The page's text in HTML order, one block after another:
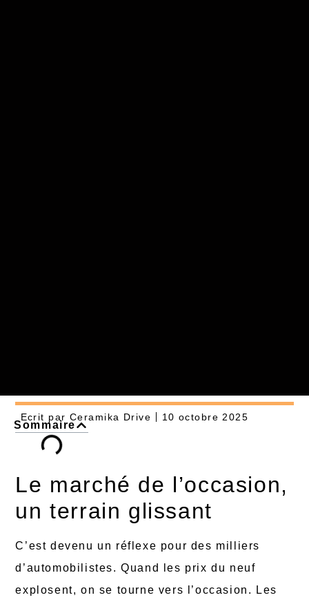
Ecrit par Ceramika Drive 10 octobre 2025
Sommaire
Le marché de l’occasion,
un terrain glissant
C’est devenu un réflexe pour des milliers
d’automobilistes. Quand les prix du neuf
explosent, on se tourne vers l’occasion. Les